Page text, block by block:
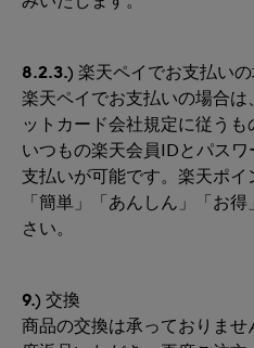
8.2.3.) 楽天ペイでお支払い
楽天ペイでお支払いの場合
ットカード会社規定に従うも
いつもの楽天会員IDとパス
支払いが可能です。楽天ポイ
「簡単」「あんしん」「お
さい。
9.) 交換
商品の交換は承っておりま